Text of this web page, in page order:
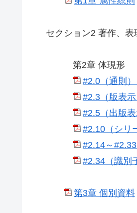
セクション2 著作、表
第2章 体現形
#2.0（通則）
#2.3（版表示
#2.5（出版
#2.10（シリ
#2.14～
#2.34（識別
第3章 個別資料